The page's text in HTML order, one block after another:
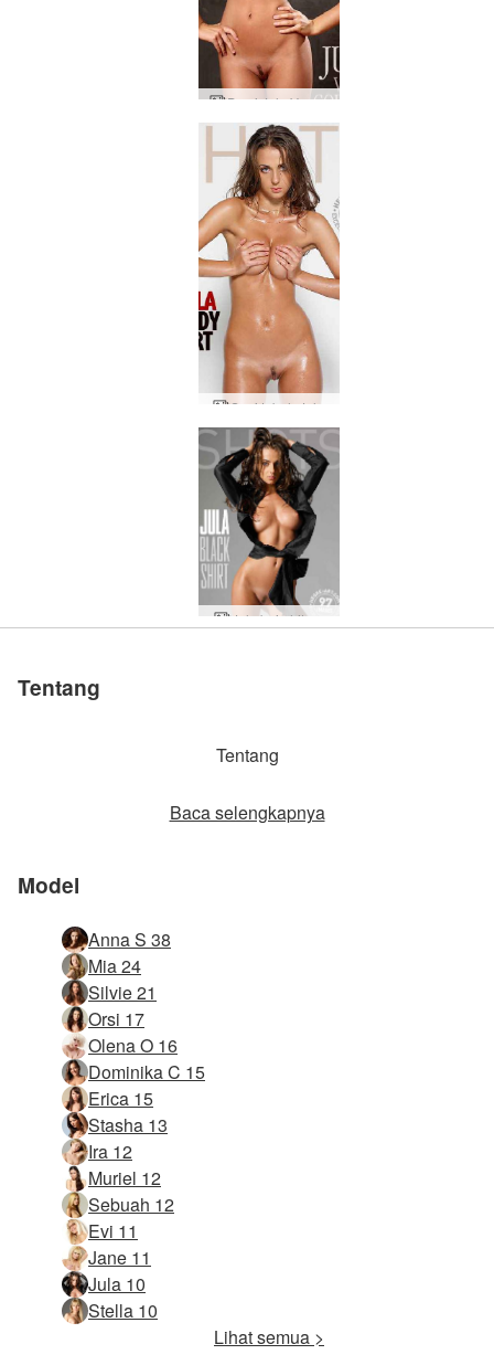
Dewi Jula Venus
Seni tubuh Jula
Jula baju hitam
Jas putih Jula
Minyak bayi Jula
Tentang
Tentang
Baca selengkapnya
Model
Anna S 38
Mia 24
Silvie 21
Orsi 17
Olena O 16
Dominika C 15
Erica 15
Stasha 13
Ira 12
Muriel 12
Sebuah 12
Evi 11
Jane 11
Jula 10
Stella 10
Lihat semua >